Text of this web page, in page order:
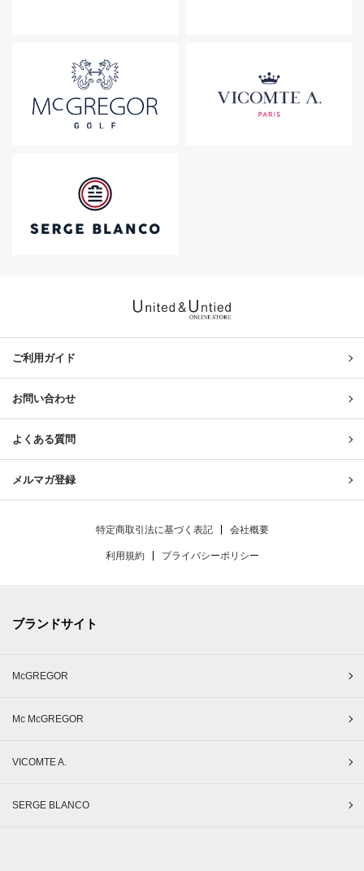
ご利用ガイド
お問い合わせ
よくある質問
メルマガ登録
特定商取引法に基づく表記 会社概要
利用規約 プライバシーポリシー
ブランドサイト
McGREGOR
Mc McGREGOR
VICOMTE A.
SERGE BLANCO